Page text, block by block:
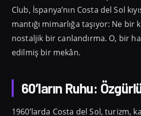
Club, İspanya’nın Costa del Sol
mantığı mimarlığa taşıyor: Ne bir
nostaljik bir canlandırma. O, bir
edilmiş bir mekân.
60’ların Ruhu:
1960’larda Costa del Sol, turizm,